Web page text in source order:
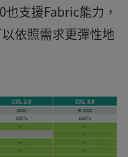
支援Fabric能力，
依照需求更彈性地